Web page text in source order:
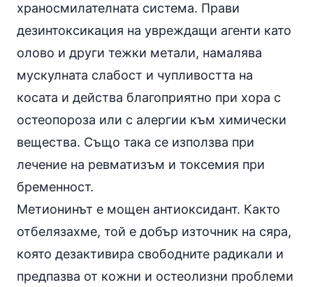
храносмилателната система. Прави
дезинтоксикация на увреждащи агенти като
олово и други тежки метали, намалява
мускулната слабост и чупливостта на
косата и действа благоприятно при хора с
остеопороза или с алергии към химически
вещества. Също така се използва при
лечение на ревматизъм и токсемия при
бременност.
Метионинът е мощен антиоксидант. Както
отбелязахме, той е добър източник на сяра,
която дезактивира свободните радикали и
предпазва от кожни и остеолизни проблеми